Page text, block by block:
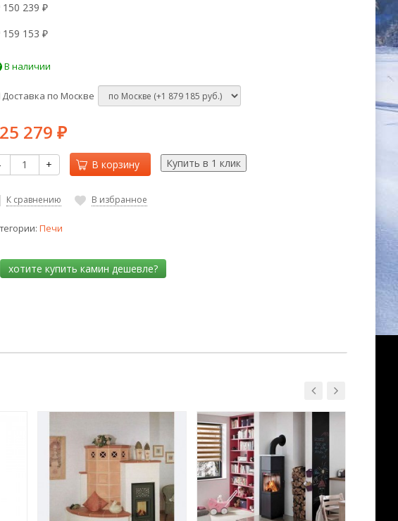
150 239 ₽
159 153 ₽
В наличии
Доставка по Москве
279 ₽
+ В корзину
К сравнению В избранное
Печи